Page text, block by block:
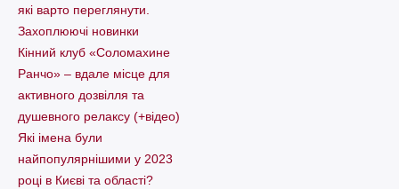
які варто пеpеглянути.
Захоплюючі новинки
Кінний клуб «Соломахине
Ранчо» – вдале місце для
активного дозвілля та
душевного релаксу (+відео)
Які імена були
найпопулярнішими у 2023
році в Києві та області?